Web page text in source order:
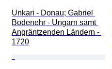
Unkari - Donau; Gabriel
Bodenehr - Ungarn samt
Angräntzenden Ländern -
1720